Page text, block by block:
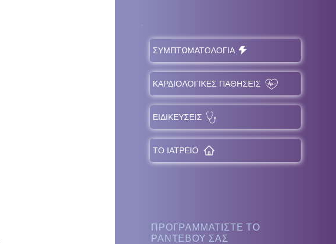
ΣΥΜΠΤΩΜΑΤΟΛΟΓΙΑ
ΚΑΡΔΙΟΛΟΓΙΚΕΣ ΠΑΘΗΣΕΙΣ
ΕΙΔΙΚΕΥΣΕΙΣ
ΤΟ ΙΑΤΡΕΙΟ
ΠΡΟΓΡΑΜΜΑΤΙΣΤΕ ΤΟ
ΡΑΝΤΕΒΟΥ ΣΑΣ